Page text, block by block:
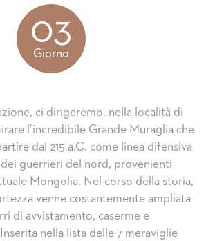
03
Giorno
ci dirigeremo, nella località di
l’incredibile Grande Muraglia che
dal 215 a.C. come linea difensiva
guerrieri del nord, provenienti
Mongolia. Nel corso della storia,
venne costantemente ampliata
di avvistamento, caserme e
nella lista delle 7 meraviglie